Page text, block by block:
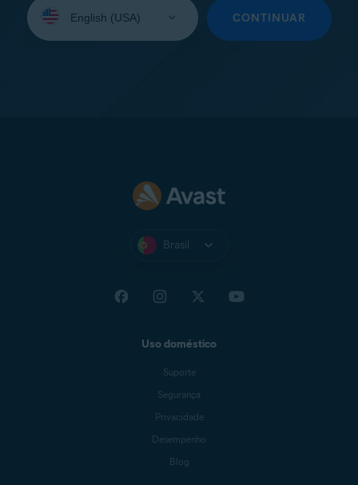
seu
CONTINUAR
Brasil
Uso doméstico
Suporte
Segurança
Privacidade
Desempenho
Blog